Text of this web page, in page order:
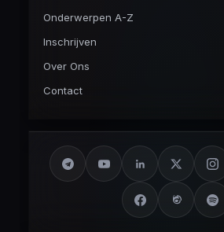
Onderwerpen A-Z
Inschrijven
Over Ons
Contact